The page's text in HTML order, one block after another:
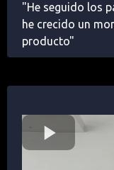
"He seguido los
he crecido un
producto"